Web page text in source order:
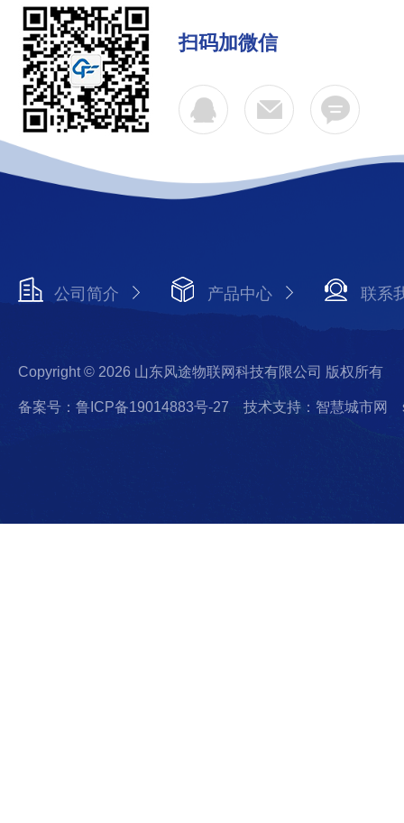
扫码加微信
公司简介 产品中心 联系
Copyright © 2026 山东风途物联网科技有限公司 版权所有
备案号：鲁ICP备19014883号-27 技术支持：智慧城市网